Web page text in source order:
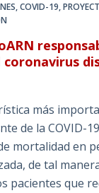
,COVID-19,
más
de la COVID-
mortalidad en
de tal
pacientes que